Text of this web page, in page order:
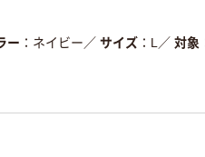
ー ネイビー ／ サイズ L ／ 対象